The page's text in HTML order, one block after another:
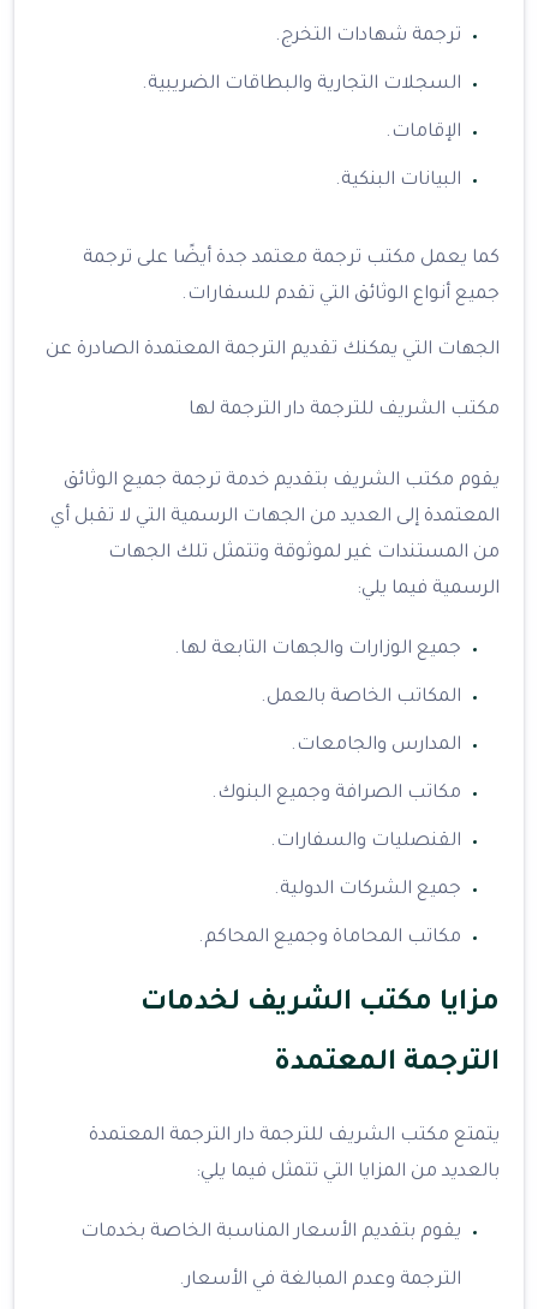
ترجمة شهادات التخرج.
السجلات التجارية والبطاقات الضريبية.
الإقامات.
البيانات البنكية.
كما يعمل مكتب ترجمة معتمد جدة أيضًا على ترجمة
جميع أنواع الوثائق التي تقدم للسفارات.
الجهات التي يمكنك تقديم الترجمة المعتمدة الصادرة عن
مكتب الشريف للترجمة دار الترجمة لها
يقوم مكتب الشريف بتقديم خدمة ترجمة جميع الوثائق
المعتمدة إلى العديد من الجهات الرسمية التي لا تقبل أي
من المستندات غير لموثوقة وتتمثل تلك الجهات
الرسمية فيما يلي:
جميع الوزارات والجهات التابعة لها.
المكاتب الخاصة بالعمل.
المدارس والجامعات.
مكاتب الصرافة وجميع البنوك.
القنصليات والسفارات.
جميع الشركات الدولية.
مكاتب المحاماة وجميع المحاكم.
مزايا مكتب الشريف لخدمات
الترجمة المعتمدة
يتمتع مكتب الشريف للترجمة دار الترجمة المعتمدة
بالعديد من المزايا التي تتمثل فيما يلي:
يقوم بتقديم الأسعار المناسبة الخاصة بخدمات
الترجمة وعدم المبالغة في الأسعار.